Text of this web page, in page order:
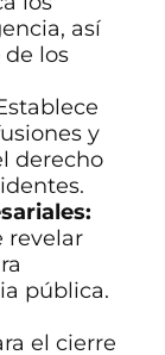
así
los
y
derecho
revelar
pública.
el cierre